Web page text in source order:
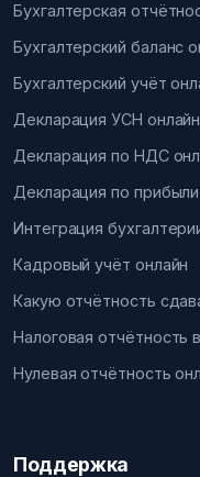
Бухгалтерская
Бухгалтерский баланс
Бухгалтерский учёт
Декларация УСН онлайн
Декларация по НДС
Декларация по
Интеграция
Кадровый учёт онлайн
Какую отчётность
Налоговая отчётность
Нулевая отчётность
Поддержка